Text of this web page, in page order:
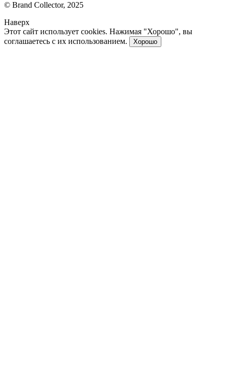
© Brand Collector, 2025
Наверх
Этот сайт использует cookies. Нажимая "Хорошо", вы
соглашаетесь с их использованием.
Хорошо